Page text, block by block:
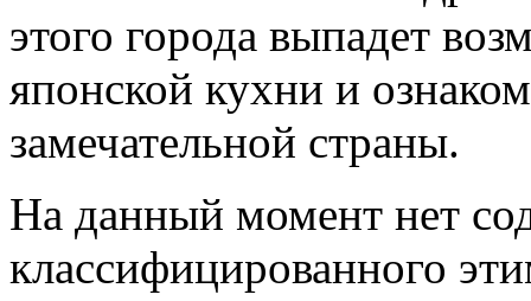
На данный момент нет
классифицированного